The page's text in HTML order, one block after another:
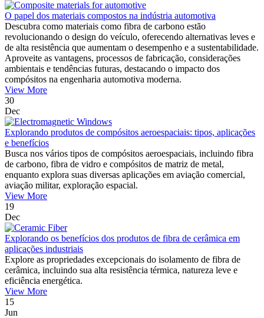
O papel dos materiais compostos na indústria automotiva
Descubra como materiais como fibra de carbono estão
revolucionando o design do veículo, oferecendo alternativas leves e
de alta resistência que aumentam o desempenho e a sustentabilidade.
Aproveite as vantagens, processos de fabricação, considerações
ambientais e tendências futuras, destacando o impacto dos
compósitos na engenharia automotiva moderna.
View More
30
Dec
Explorando produtos de compósitos aeroespaciais: tipos, aplicações
e benefícios
Busca nos vários tipos de compósitos aeroespaciais, incluindo fibra
de carbono, fibra de vidro e compósitos de matriz de metal,
enquanto explora suas diversas aplicações em aviação comercial,
aviação militar, exploração espacial.
View More
19
Dec
Explorando os benefícios dos produtos de fibra de cerâmica em
aplicações industriais
Explore as propriedades excepcionais do isolamento de fibra de
cerâmica, incluindo sua alta resistência térmica, natureza leve e
eficiência energética.
View More
15
Jun